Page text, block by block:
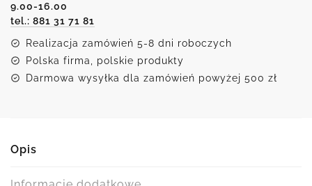
-
Kalie
9.00-16.00
tel.: 881 31 71 81
Realizacja zamówień 5-8 dni roboczych
Polska firma, polskie produkty
Darmowa wysyłka dla zamówień powyżej 500 zł
Opis